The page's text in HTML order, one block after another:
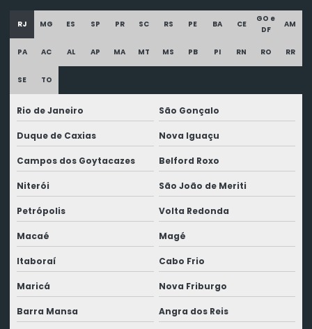
RJ MG ES SP PR SC RS PE BA CE
GO e
DF
AM
PA AC AL AP MA MT MS PB PI RN RO RR
SE TO
Rio de Janeiro São Gonçalo
Duque de Caxias Nova Iguaçu
Campos dos Goytacazes Belford Roxo
Niterói São João de Meriti
Petrópolis Volta Redonda
Macaé Magé
Itaboraí Cabo Frio
Maricá Nova Friburgo
Barra Mansa Angra dos Reis